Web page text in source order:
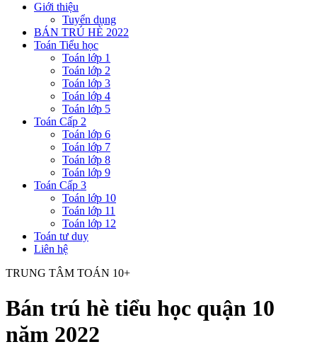
Giới thiệu
Tuyển dụng
BÁN TRÚ HÈ 2022
Toán Tiểu học
Toán lớp 1
Toán lớp 2
Toán lớp 3
Toán lớp 4
Toán lớp 5
Toán Cấp 2
Toán lớp 6
Toán lớp 7
Toán lớp 8
Toán lớp 9
Toán Cấp 3
Toán lớp 10
Toán lớp 11
Toán lớp 12
Toán tư duy
Liên hệ
TRUNG TÂM TOÁN 10+
Bán trú hè tiểu học quận 10
năm 2022